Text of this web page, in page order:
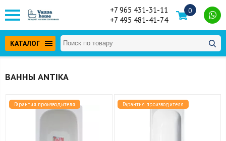
+7 965 431-31-11
+7 495 481-41-74
0
КАТАЛОГ
ВАННЫ ANTIKA
Гарантия производителя Гарантия производителя